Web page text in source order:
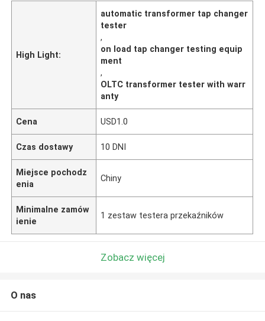
High Light:
automatic transformer tap changer
tester
,
on load tap changer testing equip
ment
,
OLTC transformer tester with warr
anty
Cena USD1.0
Czas dostawy 10 DNI
Miejsce pochodz
enia
Chiny
Minimalne zamów
ienie
1 zestaw testera przekaźników
Zobacz więcej
O nas